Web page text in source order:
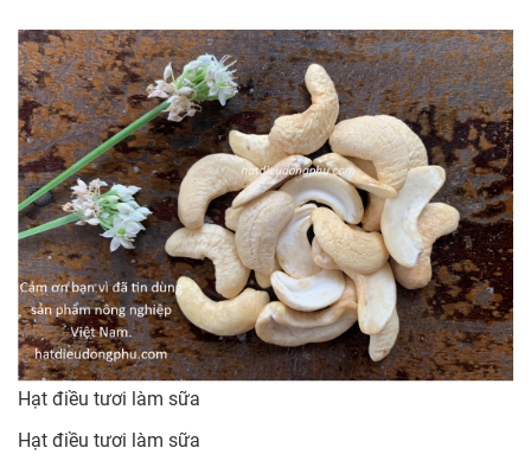
Hạt điều tươi làm sữa
Hạt điều tươi làm sữa